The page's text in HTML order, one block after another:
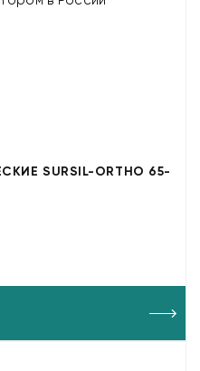
SURSIL-ORTHO 65-